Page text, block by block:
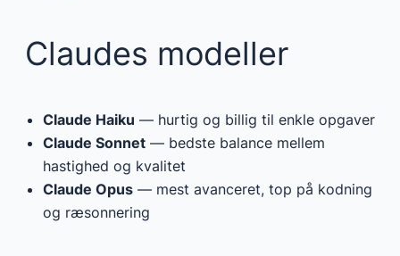
Claudes modeller
Claude Haiku — hurtig og billig til enkle opgaver
Claude Sonnet — bedste balance mellem
hastighed og kvalitet
Claude Opus — mest avanceret, top på kodning
og ræsonnering